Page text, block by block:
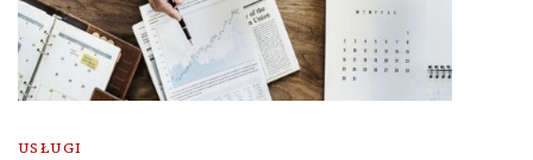
USŁUGI